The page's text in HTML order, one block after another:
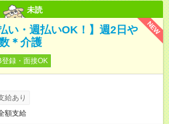
未読
NEW
い・週払いOK！】週2日や
＊介護
登録・面接OK
給あり
額支給